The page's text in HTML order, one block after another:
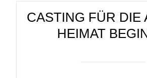
CASTING FÜR DIE
HEIMAT